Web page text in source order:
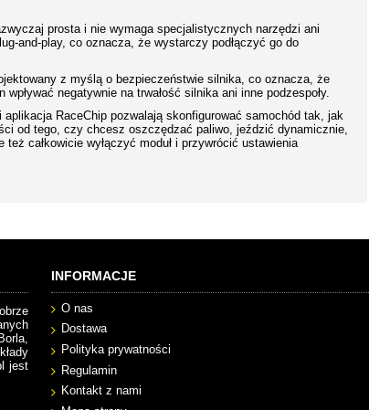
prosta i nie wymaga specjalistycznych narzędzi ani
and-play, co oznacza, że ​​wystarczy podłączyć go do
z myślą o bezpieczeństwie silnika, co oznacza, że
negatywnie na trwałość silnika ani inne podzespoły.
RaceChip pozwalają skonfigurować samochód tak, jak
od tego, czy chcesz oszczędzać paliwo, jeździć dynamicznie,
całkowicie wyłączyć moduł i przywrócić ustawienia
jest
INFORMACJE
O nas
Dostawa
Polityka prywatności
Regulamin
Kontakt z nami